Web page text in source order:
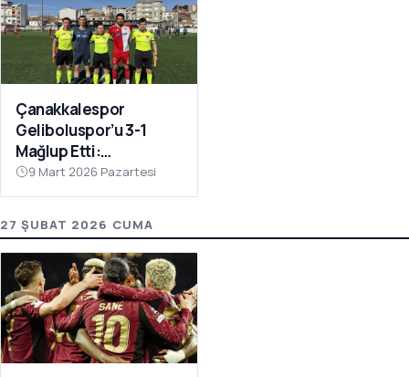
Çanakkalespor
Geliboluspor’u 3-1
Mağlup Etti:
Yenilmezlik Serisi 18
Maça Çıktı
9 Mart 2026 Pazartesi
27 ŞUBAT 2026 CUMA